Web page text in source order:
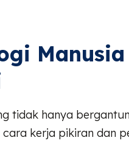
tidak hanya
kerja pikiran dan